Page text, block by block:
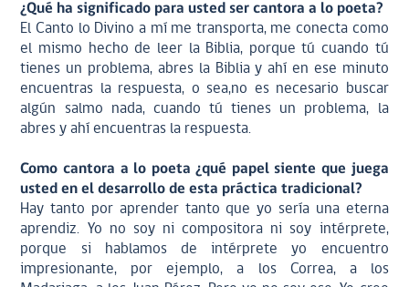
¿Qué ha significado para usted ser cantora a lo poeta?
El Canto lo Divino a mí me transporta, me conecta como
el mismo hecho de leer la Biblia, porque tú cuando tú
tienes un problema, abres la Biblia y ahí en ese minuto
encuentras la respuesta, o sea,no es necesario buscar
algún salmo nada, cuando tú tienes un problema, la
abres y ahí encuentras la respuesta.
Como cantora a lo poeta ¿qué papel siente que juega
usted en el desarrollo de esta práctica tradicional?
Hay tanto por aprender tanto que yo sería una eterna
aprendiz. Yo no soy ni compositora ni soy intérprete,
porque si hablamos de intérprete yo encuentro
impresionante, por ejemplo, a los Correa, a los